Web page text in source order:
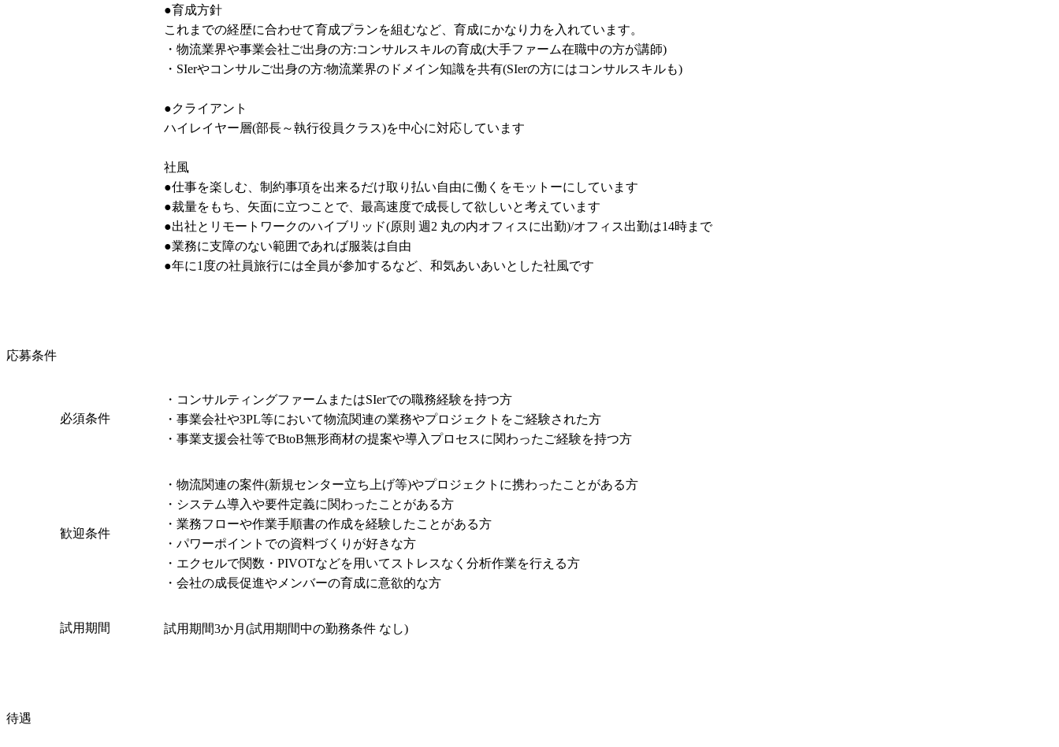
●育成方針
これまでの経歴に合わせて育成プランを組むなど、育成にかなり力を入れています。
・物流業界や事業会社ご出身の方:コンサルスキルの育成(大手ファーム在職中の方が講師)
・SIerやコンサルご出身の方:物流業界のドメイン知識を共有(SIerの方にはコンサルスキルも)
●クライアント
ハイレイヤー層(部長～執行役員クラス)を中心に対応しています
社風
●仕事を楽しむ、制約事項を出来るだけ取り払い自由に働くをモットーにしています
●裁量をもち、矢面に立つことで、最高速度で成長して欲しいと考えています
●出社とリモートワークのハイブリッド(原則 週2 丸の内オフィスに出勤)/オフィス出勤は14時まで
●業務に支障のない範囲であれば服装は自由
●年に1度の社員旅行には全員が参加するなど、和気あいあいとした社風です
応募条件
必須条件
・コンサルティングファームまたはSIerでの職務経験を持つ方
・事業会社や3PL等において物流関連の業務やプロジェクトをご経験された方
・事業支援会社等でBtoB無形商材の提案や導入プロセスに関わったご経験を持つ方
歓迎条件
・物流関連の案件(新規センター立ち上げ等)やプロジェクトに携わったことがある方
・システム導入や要件定義に関わったことがある方
・業務フローや作業手順書の作成を経験したことがある方
・パワーポイントでの資料づくりが好きな方
・エクセルで関数・PIVOTなどを用いてストレスなく分析作業を行える方
・会社の成長促進やメンバーの育成に意欲的な方
試用期間 試用期間3か月(試用期間中の勤務条件 なし)
待遇